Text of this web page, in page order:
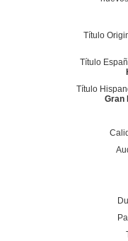
Título
Título
Título
Gran